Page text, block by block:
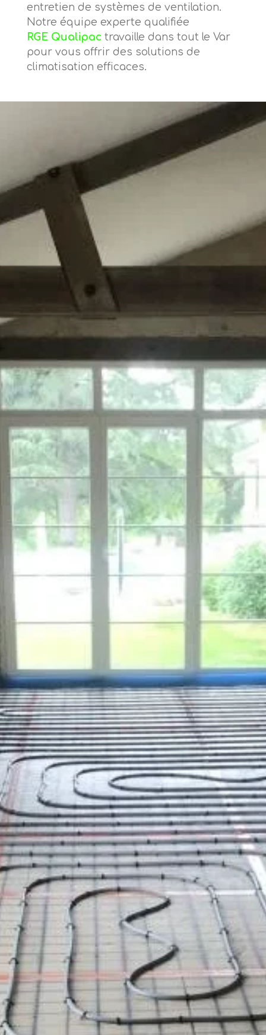
entretien de systèmes de ventilation.
Notre équipe experte qualifiée
RGE Qualipactravaille dans tout le Var
pour vous offrir des solutions de
climatisation efficaces.